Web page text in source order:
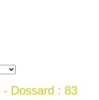
- Dossard : 83